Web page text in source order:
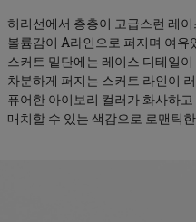
허리선에서 층층이 고급스런 레
볼륨감이 A라인으로 퍼지며 여
스커트 밑단에는 레이스 디테일
차분하게 퍼지는 스커트 라인이
퓨어한 아이보리 컬러가 화사하
매치할 수 있는 색감으로 로맨틱